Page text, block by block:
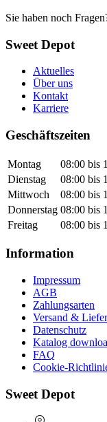
Sie haben noch
Sweet Depot
Aktuelles
Über uns
Kontakt
Karriere
Geschäftszeiten
Montag
08:00 bis
Dienstag
08:00 bis
Mittwoch
08:00 bis
Donnerstag 08:00 bis
Freitag
08:00 bis
Information
Impressum
AGB
Zahlungsarten
Versand &
Datenschutz
Katalog
FAQ
Cookie-
Sweet Depot